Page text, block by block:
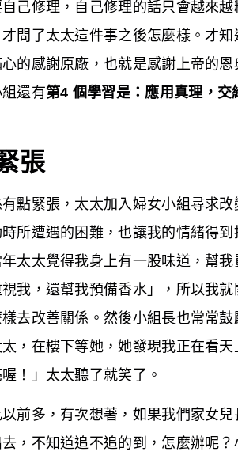
己修理，自己修理的話只會越來
問了太太這件事之後怎麼樣。才
的感謝原廠，也就是感謝上帝的
還有第4 個學習是：應用真理，交
張
點緊張，太太加入婦女小組尋求
所遭遇的困難，也讓我的情緒得
太太覺得我身上有一股味道，幫
我，還幫我預備香水」，所以我
去改善關係。然後小組長也常常
，在樓下等她，她發現我正在看
！」太太聽了就笑了。
前多，有次想著，如果我們家女
，不知道追不追的到，怎麼辦呢